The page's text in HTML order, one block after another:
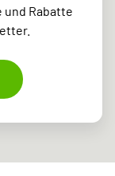
Rabatte